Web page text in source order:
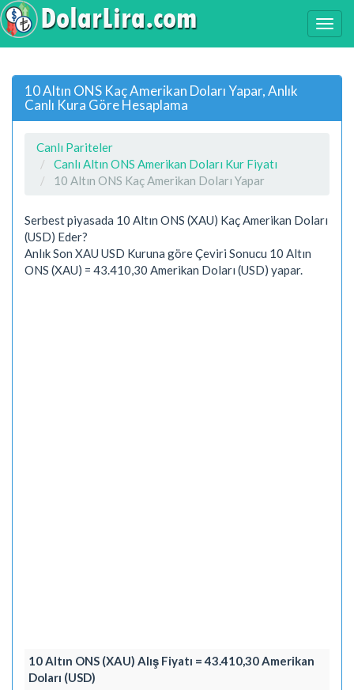
10 Altın ONS Kaç Amerikan Doları Yapar, Anlık
Canlı Kura Göre Hesaplama
Canlı Pariteler
Canlı Altın ONS Amerikan Doları Kur Fiyatı
10 Altın ONS Kaç Amerikan Doları Yapar
Serbest piyasada 10 Altın ONS (XAU) Kaç Amerikan Doları
(USD) Eder?
Anlık Son XAU USD Kuruna göre Çeviri Sonucu 10 Altın
ONS (XAU) = 43.410,30 Amerikan Doları (USD) yapar.
10 Altın ONS (XAU) Alış Fiyatı = 43.410,30 Amerikan
Doları (USD)